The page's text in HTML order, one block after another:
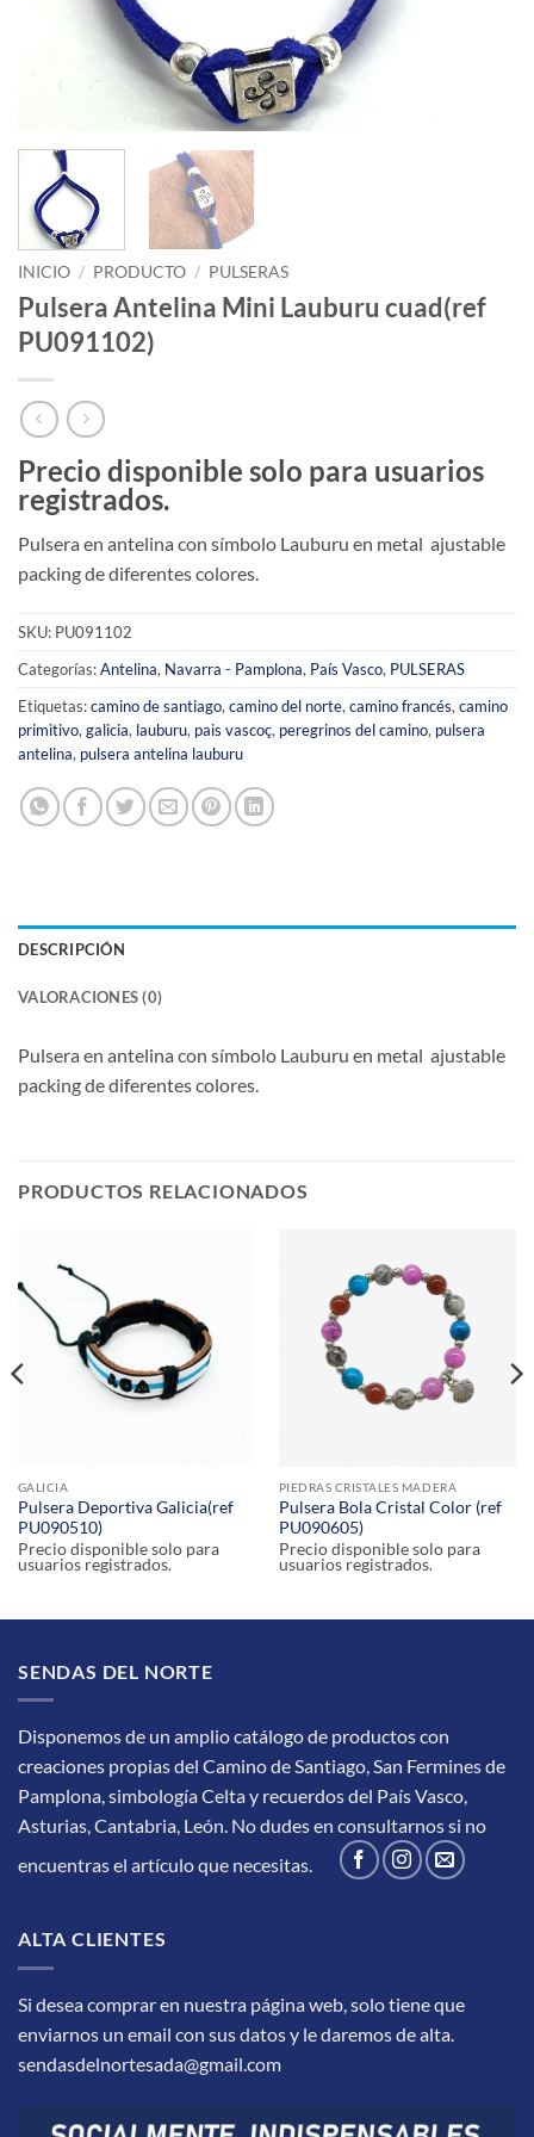
INICIO / PRODUCTO / PULSERAS
Pulsera Antelina Mini Lauburu cuad(ref
PU091102)
Precio disponible solo para usuarios
registrados.
Pulsera en antelina con símbolo Lauburu en metal ajustable
packing de diferentes colores.
SKU: PU091102
Categorías:Antelina, Navarra - Pamplona, País Vasco, PULSERAS
Etiquetas:camino de santiago, camino del norte, camino francés, camino
primitivo, galicia, lauburu, pais vascoç, peregrinos del camino, pulsera
antelina, pulsera antelina lauburu
DESCRIPCIÓN
VALORACIONES (0)
Pulsera en antelina con símbolo Lauburu en metal ajustable
packing de diferentes colores.
PRODUCTOS RELACIONADOS
GALICIA
Pulsera Deportiva Galicia(ref
PU090510)
Precio disponible solo para
usuarios registrados.
PIEDRAS CRISTALES MADERA
Pulsera Bola Cristal Color (ref
PU090605)
Precio disponible solo para
usuarios registrados.
SENDAS DEL NORTE
Disponemos de un amplio catálogo de productos con
creaciones propias del Camino de Santiago, San Fermines de
Pamplona, simbología Celta y recuerdos del País Vasco,
Asturias, Cantabria, León. No dudes en consultarnos si no
encuentras el artículo que necesitas.
ALTA CLIENTES
Si desea comprar en nuestra página web, solo tiene que
enviarnos un email con sus datos y le daremos de alta.
sendasdelnortesada@gmail.com